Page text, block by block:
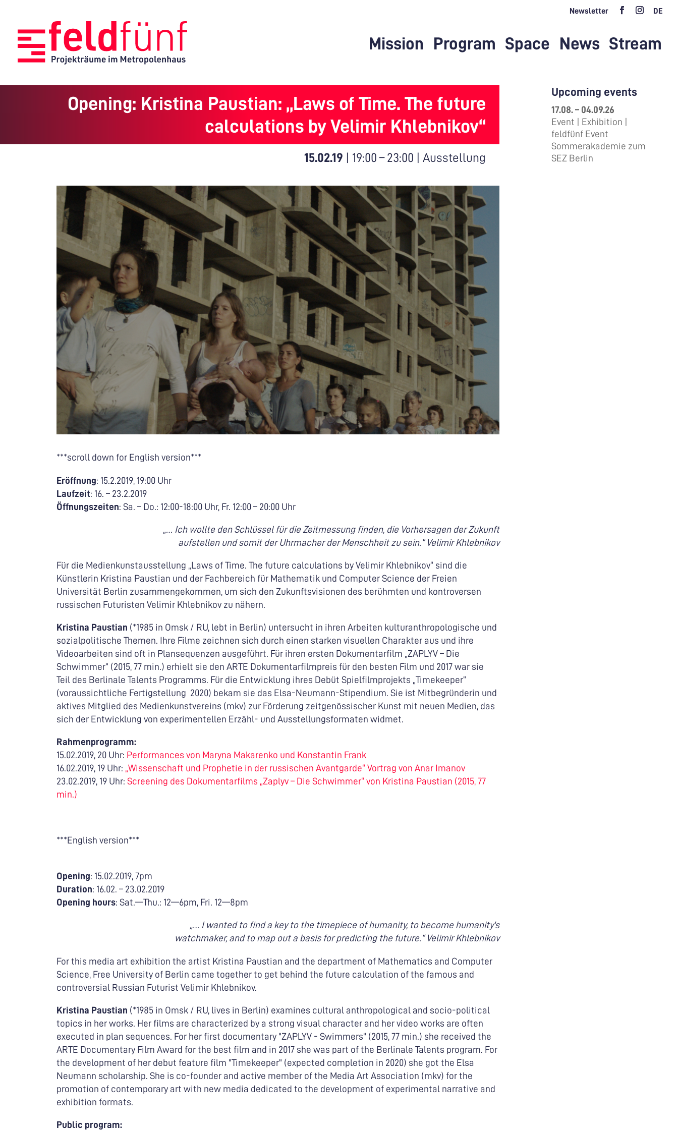
Newsletter DE
Mission Program Space News Stream
Opening: Kristina Paustian: „Laws of Time. The future
calculations by Velimir Khlebnikov“
15.02.19 19:00 – 23:00 Ausstellung
***scroll down for English version***
Eröffnung: 15.2.2019, 19:00 Uhr
Laufzeit: 16. – 23.2.2019
Öffnungszeiten: Sa. – Do.: 12:00-18:00 Uhr, Fr. 12:00 – 20:00 Uhr
„… Ich wollte den Schlüssel für die Zeitmessung finden, die Vorhersagen der Zukunft
aufstellen und somit der Uhrmacher der Menschheit zu sein.“ Velimir Khlebnikov
Für die Medienkunstausstellung „Laws of Time. The future calculations by Velimir Khlebnikov“ sind die
Künstlerin Kristina Paustian und der Fachbereich für Mathematik und Computer Science der Freien
Universität Berlin zusammengekommen, um sich den Zukunftsvisionen des berühmten und kontroversen
russischen Futuristen Velimir Khlebnikov zu nähern.
Kristina Paustian (*1985 in Omsk / RU, lebt in Berlin) untersucht in ihren Arbeiten kulturanthropologische und
sozialpolitische Themen. Ihre Filme zeichnen sich durch einen starken visuellen Charakter aus und ihre
Videoarbeiten sind oft in Plansequenzen ausgeführt. Für ihren ersten Dokumentarfilm „ZAPLYV – Die
Schwimmer“ (2015, 77 min.) erhielt sie den ARTE Dokumentarfilmpreis für den besten Film und 2017 war sie
Teil des Berlinale Talents Programms. Für die Entwicklung ihres Debüt Spielfilmprojekts „Timekeeper“
(voraussichtliche Fertigstellung 2020) bekam sie das Elsa-Neumann-Stipendium. Sie ist Mitbegründerin und
aktives Mitglied des Medienkunstvereins (mkv) zur Förderung zeitgenössischer Kunst mit neuen Medien, das
sich der Entwicklung von experimentellen Erzähl- und Ausstellungsformaten widmet.
Rahmenprogramm:
15.02.2019, 20 Uhr: Performances von Maryna Makarenko und Konstantin Frank
16.02.2019, 19 Uhr: „Wissenschaft und Prophetie in der russischen Avantgarde“ Vortrag von Anar Imanov
23.02.2019, 19 Uhr: Screening des Dokumentarfilms „Zaplyv – Die Schwimmer“ von Kristina Paustian (2015, 77
min.)
***English version***
Opening: 15.02.2019, 7pm
Duration: 16.02. – 23.02.2019
Opening hours: Sat.—Thu.: 12—6pm, Fri. 12—8pm
„… I wanted to find a key to the timepiece of humanity, to become humanity's
watchmaker, and to map out a basis for predicting the future.“ Velimir Khlebnikov
For this media art exhibition the artist Kristina Paustian and the department of Mathematics and Computer
Science, Free University of Berlin came together to get behind the future calculation of the famous and
controversial Russian Futurist Velimir Khlebnikov.
Kristina Paustian (*1985 in Omsk / RU, lives in Berlin) examines cultural anthropological and socio-political
topics in her works. Her films are characterized by a strong visual character and her video works are often
executed in plan sequences. For her first documentary "ZAPLYV - Swimmers" (2015, 77 min.) she received the
ARTE Documentary Film Award for the best film and in 2017 she was part of the Berlinale Talents program. For
the development of her debut feature film "Timekeeper" (expected completion in 2020) she got the Elsa
Neumann scholarship. She is co-founder and active member of the Media Art Association (mkv) for the
promotion of contemporary art with new media dedicated to the development of experimental narrative and
exhibition formats.
Public program:
Upcoming events
17.08. – 04.09.26
Event | Exhibition |
feldfünf Event
Sommerakademie zum
SEZ Berlin